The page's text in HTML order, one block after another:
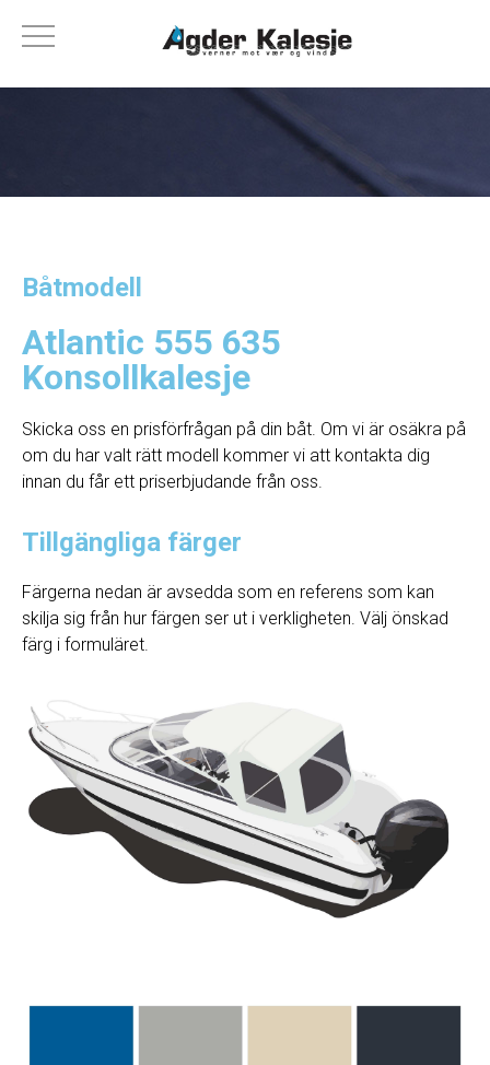
Båtmodell
Atlantic 555 635
Konsollkalesje
Skicka oss en prisförfrågan på din båt. Om vi ​​är osäkra på
om du har valt rätt modell kommer vi att kontakta dig
innan du får ett priserbjudande från oss.
Tillgängliga färger
Färgerna nedan är avsedda som en referens som kan
skilja sig från hur färgen ser ut i verkligheten. Välj önskad
färg i formuläret.